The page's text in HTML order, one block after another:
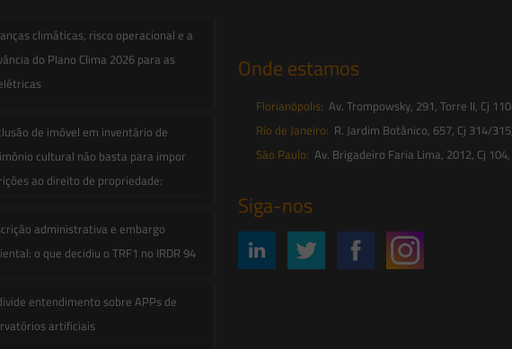
climáticas, risco operacional e a
do Plano Clima 2026 para as
de imóvel em inventário de
cultural não basta para impor
ao direito de propriedade:
administrativa e embargo
o que decidiu o TRF1 no IRDR 94
entendimento sobre APPs de
artificiais
Onde estamos
Florianópolis: Av. Trompowsky, 291, Torre II, Cj
Rio de Janeiro: R. Jardim Botânico, 657, Cj 314/
São Paulo: Av. Brigadeiro Faria Lima, 2012, Cj
Siga-nos